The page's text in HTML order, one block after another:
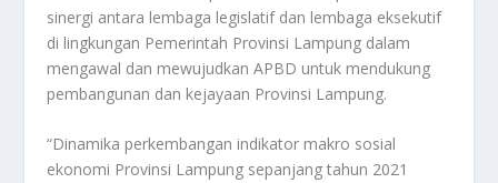
sinergi antara lembaga legislatif dan lembaga eksekutif
di lingkungan Pemerintah Provinsi Lampung dalam
mengawal dan mewujudkan APBD untuk mendukung
pembangunan dan kejayaan Provinsi Lampung.
“Dinamika perkembangan indikator makro sosial
ekonomi Provinsi Lampung sepanjang tahun 2021